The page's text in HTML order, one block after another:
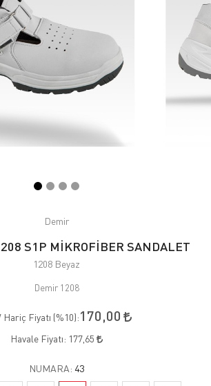
Demir
S1P MİKROFİBER SANDALET
1208 Beyaz
Demir 1208
Hariç Fiyatı (%10):170,00
Havale Fiyatı: 177,65
NUMARA: 43